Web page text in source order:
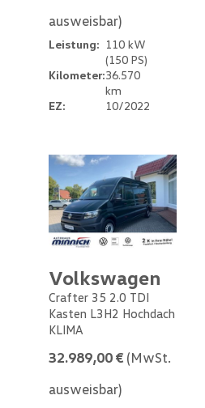
ausweisbar)
Leistung: 110 kW
(150 PS)
Kilometer:36.570
km
EZ:
10/2022
Volkswagen
Crafter 35 2.0 TDI
Kasten L3H2 Hochdach
KLIMA
32.989,00 € (MwSt.
ausweisbar)